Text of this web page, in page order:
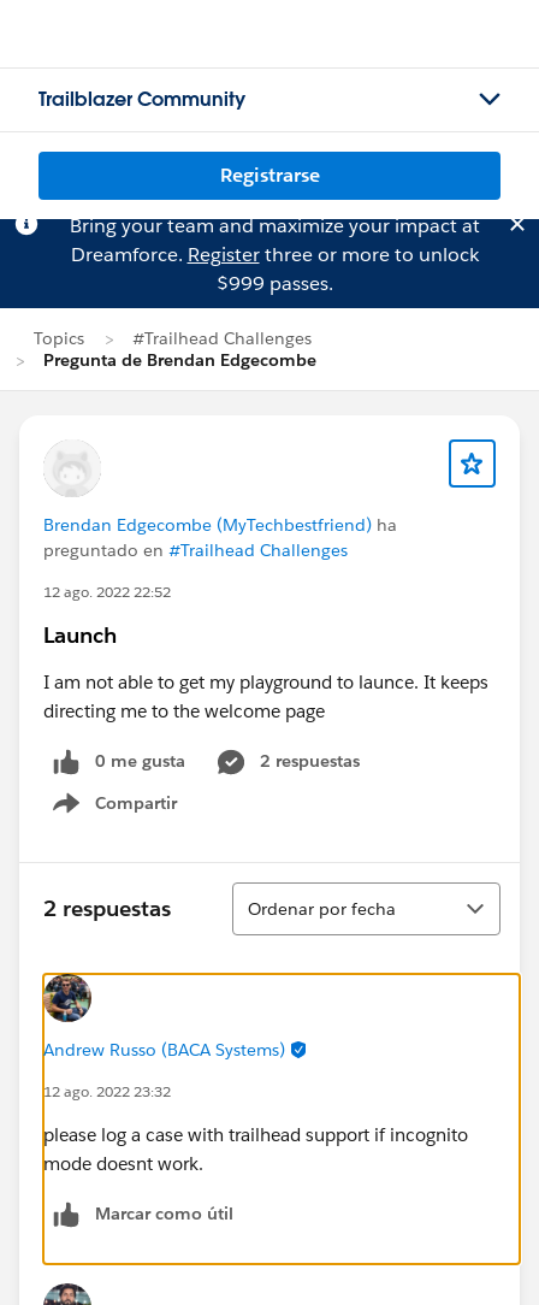
Trailblazer Community
Registrarse
Bring your team and maximize your impact at
Dreamforce. Registerthree or more to unlock
$999 passes.
Topics
#Trailhead Challenges
Pregunta de Brendan Edgecombe
Brendan Edgecombe (MyTechbestfriend) ha
preguntado en #Trailhead Challenges
12 ago. 2022 22:52
Launch
I am not able to get my playground to launce. It keeps
directing me to the welcome page
0 me gusta
2 respuestas
Compartir
Show menu
2 respuestas
Ordenar
Ordenar por fecha
Andrew Russo (BACA Systems)
12 ago. 2022 23:32
please log a case with trailhead support if incognito
mode doesnt work.
Marcar como útil